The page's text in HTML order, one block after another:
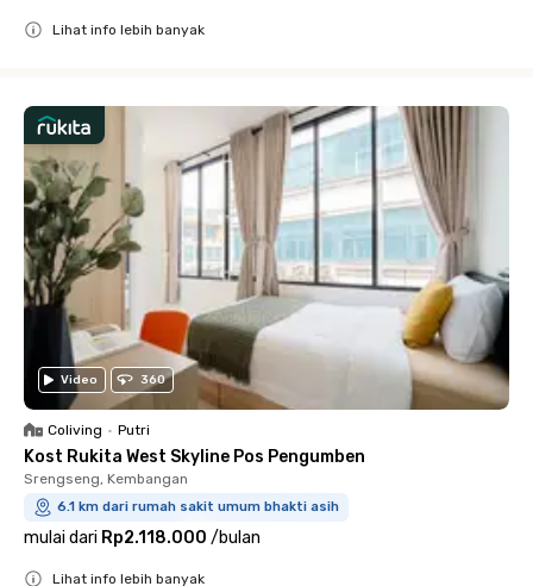
Lihat info lebih banyak
Video 360
Coliving • Putri
Kost Rukita West Skyline Pos Pengumben
Srengseng, Kembangan
6.1 km dari rumah sakit umum bhakti asih
mulai dari Rp2.118.000 /bulan
Lihat info lebih banyak